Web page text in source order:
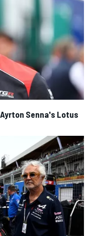
Senna's Lotus